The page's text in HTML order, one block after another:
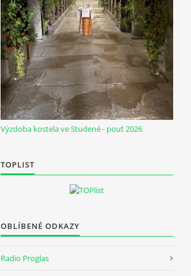
Výzdoba kostela ve Studené - pouť 2026
TOPLIST
OBLÍBENÉ ODKAZY
Radio Proglas